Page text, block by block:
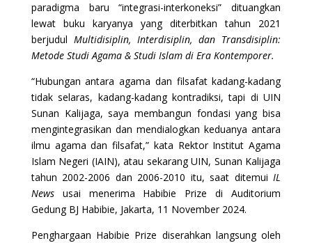
paradigma baru “integrasi-interkoneksi” dituangkan
lewat buku karyanya yang diterbitkan tahun 2021
berjudul Multidisiplin, Interdisiplin, dan Transdisiplin:
Metode Studi Agama & Studi Islam di Era Kontemporer.
“Hubungan antara agama dan filsafat kadang-kadang
tidak selaras, kadang-kadang kontradiksi, tapi di UIN
Sunan Kalijaga, saya membangun fondasi yang bisa
mengintegrasikan dan mendialogkan keduanya antara
ilmu agama dan filsafat,” kata Rektor Institut Agama
Islam Negeri (IAIN), atau sekarang UIN, Sunan Kalijaga
tahun 2002-2006 dan 2006-2010 itu, saat ditemuiIL
Newsusai menerima Habibie Prize di Auditorium
Gedung BJ Habibie, Jakarta, 11 November 2024.
Penghargaan Habibie Prize diserahkan langsung oleh